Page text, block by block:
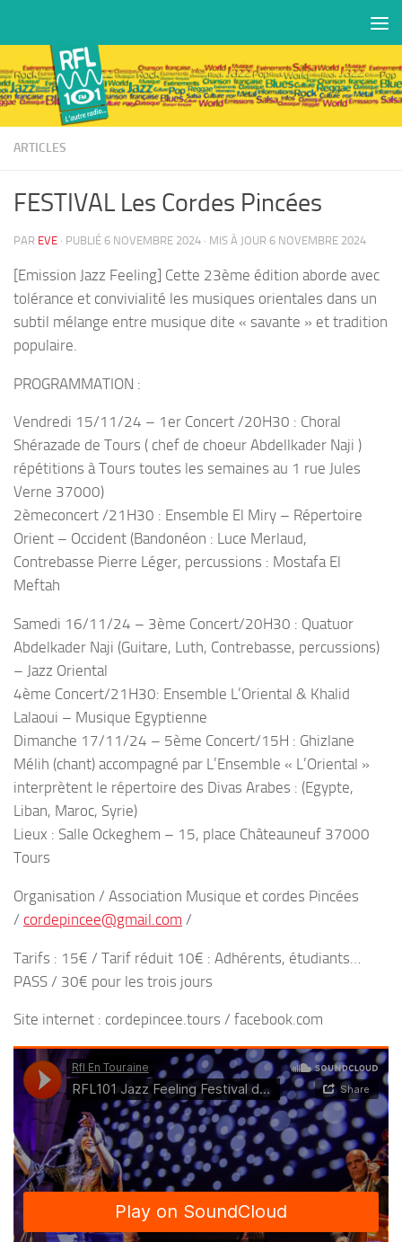
ARTICLES
FESTIVAL Les Cordes Pincées
PAR EVE · PUBLIÉ 6 NOVEMBRE 2024 · MIS À JOUR 6 NOVEMBRE 2024
[Emission Jazz Feeling] Cette 23ème édition aborde avec
tolérance et convivialité les musiques orientales dans un
subtil mélange entre musique dite « savante » et tradition
populaire.
PROGRAMMATION :
Vendredi 15/11/24 – 1er Concert /20H30 : Choral
Shérazade de Tours ( chef de choeur Abdellkader Naji )
répétitions à Tours toutes les semaines au 1 rue Jules
Verne 37000)
2èmeconcert /21H30 : Ensemble El Miry – Répertoire
Orient – Occident (Bandonéon : Luce Merlaud,
Contrebasse Pierre Léger, percussions : Mostafa El
Meftah
Samedi 16/11/24 – 3ème Concert/20H30 : Quatuor
Abdelkader Naji (Guitare, Luth, Contrebasse, percussions)
– Jazz Oriental
4ème Concert/21H30: Ensemble L’Oriental & Khalid
Lalaoui – Musique Egyptienne
Dimanche 17/11/24 – 5ème Concert/15H : Ghizlane
Mélih (chant) accompagné par L’Ensemble « L’Oriental »
interprètent le répertoire des Divas Arabes : (Egypte,
Liban, Maroc, Syrie)
Lieux : Salle Ockeghem – 15, place Châteauneuf 37000
Tours
Organisation / Association Musique et cordes Pincées
/ cordepincee@gmail.com /
Tarifs : 15€ / Tarif réduit 10€ : Adhérents, étudiants…
PASS / 30€ pour les trois jours
Site internet : cordepincee.tours / facebook.com